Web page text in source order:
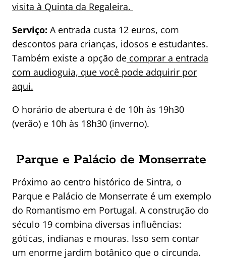
visita à Quinta da Regaleira.
Serviço: A entrada custa 12 euros, com
descontos para crianças, idosos e estudantes.
Também existe a opção de comprar a entrada
com audioguia, que você pode adquirir por
aqui.
O horário de abertura é de 10h às 19h30
(verão) e 10h às 18h30 (inverno).
Parque e Palácio de Monserrate
Próximo ao centro histórico de Sintra, o
Parque e Palácio de Monserrate é um exemplo
do Romantismo em Portugal. A construção do
século 19 combina diversas influências:
góticas, indianas e mouras. Isso sem contar
um enorme jardim botânico que o circunda.